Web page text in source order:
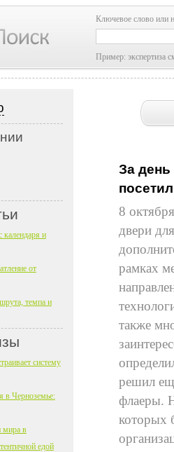
Ключевое слово или
Пример: экспертиза
За день
8
двери
рамках
также
решил
флаеры.
которых
календаря и
от
темпа и
систему
в Черноземье:
мира в
едой